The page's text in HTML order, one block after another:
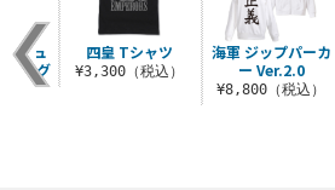
海軍 ジップパーカ
ー Ver.2.0
¥8,800（税込）
ニュ
バッグ
込）
四皇 Tシャツ
¥3,300（税込）